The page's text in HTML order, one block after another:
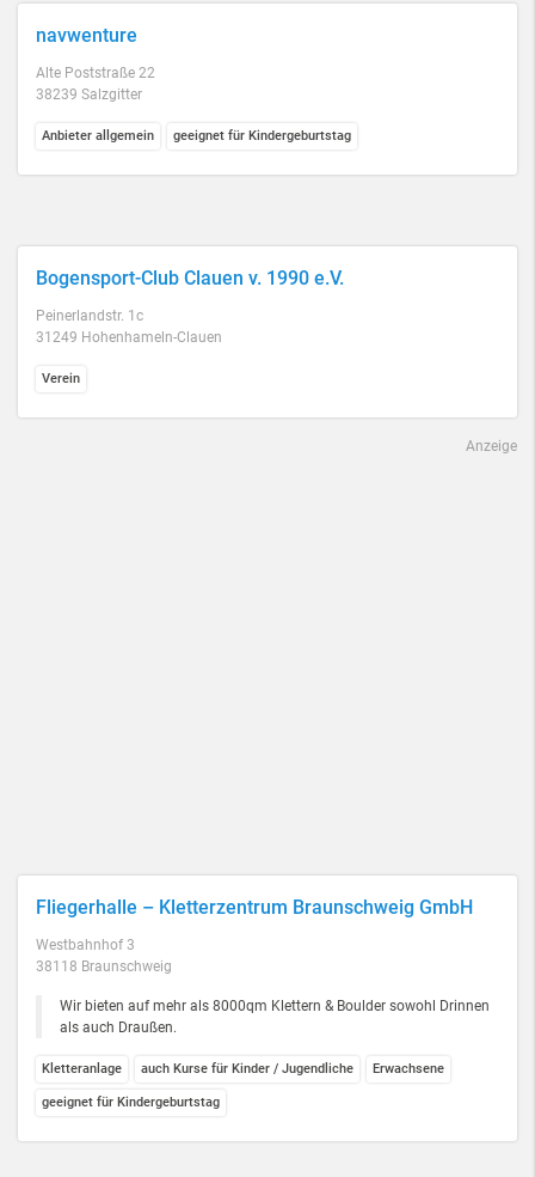
navwenture
Alte Poststraße 22
38239 Salzgitter
Anbieter allgemein geeignet für Kindergeburtstag
Bogensport-Club Clauen v. 1990 e.V.
Peinerlandstr. 1c
31249 Hohenhameln-Clauen
Verein
Anzeige
Fliegerhalle – Kletterzentrum Braunschweig GmbH
Westbahnhof 3
38118 Braunschweig
Wir bieten auf mehr als 8000qm Klettern & Boulder sowohl Drinnen
als auch Draußen.
Kletteranlage auch Kurse für Kinder / Jugendliche Erwachsene
geeignet für Kindergeburtstag